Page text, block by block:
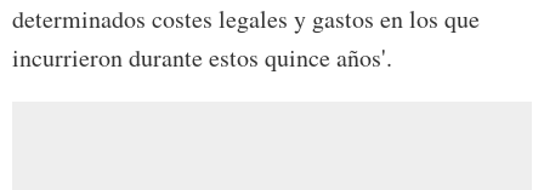
determinados costes legales y gastos en los que
incurrieron durante estos quince años'.